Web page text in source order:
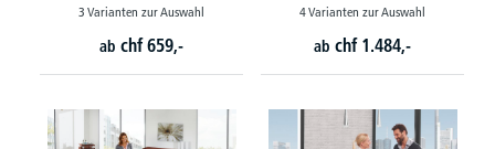
3 Varianten zur Auswahl
ab chf 659,-
4 Varianten zur Auswahl
ab chf 1.484,-